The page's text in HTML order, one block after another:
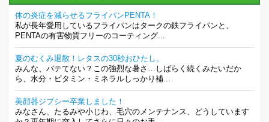
体の炎症を減らせるフライパンPENTA！
私が長年愛用しているフライパンはタークの鉄フライパンと、
PENTAの有害物質フリーのコーティング...
夏のむくみ退散！レタスの30秒おひたし。
みんな、バテてない？この強烈な暑さ…しばらく続くみたいだか
ら、水分・ビタミン・ミネラルしっかり補...
美顔器ジプシー卒業しました！
みなさん、たるみや小じわ、毛穴のメンテナンス、どうしています